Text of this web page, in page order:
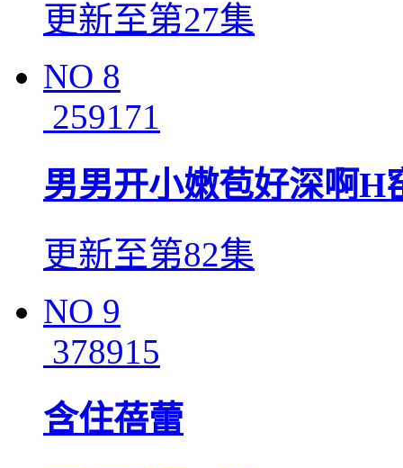
更新至第27集
NO 8
259171
男男开小嫩苞好深啊H
更新至第82集
NO 9
378915
含住蓓蕾